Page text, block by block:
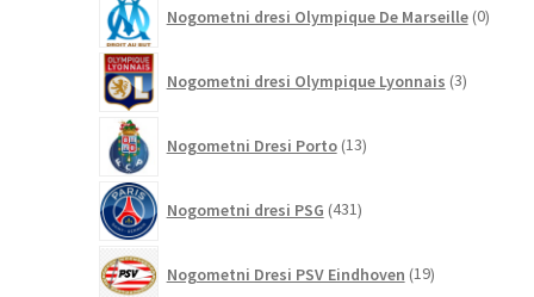
Nogometni dresi Olympique De Marseille 0
Nogometni dresi Olympique Lyonnais 3izdelki
Nogometni Dresi Porto 13izdelkov
Nogometni dresi PSG 431izdelkov
Nogometni Dresi PSV Eindhoven 19izdelkov